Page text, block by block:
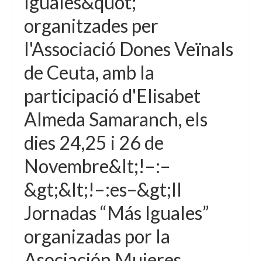
organitzades per
l'Associació Dones Veïnals
de Ceuta, amb la
participació d'Elisabet
Almeda Samaranch, els
dies 24,25 i 26 de
Novembre&lt;!–:–
&gt;&lt;!–:es–&gt;II
Jornadas “Más Iguales”
organizadas por la